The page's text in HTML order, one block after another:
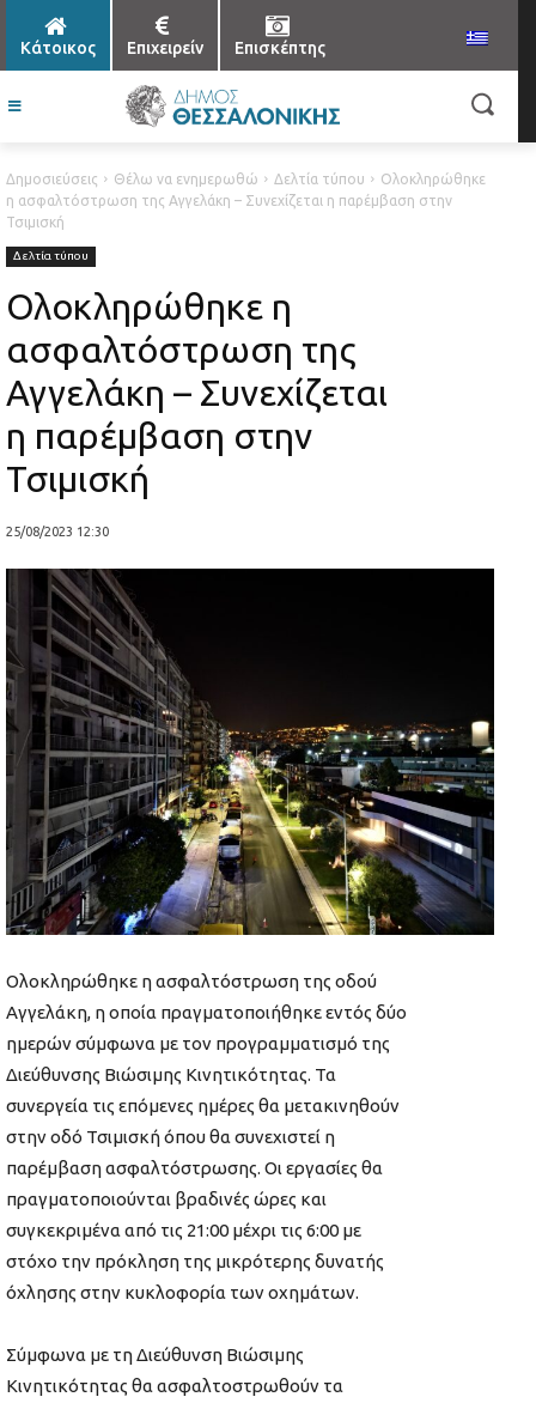
Κάτοικος Επιχειρείν Επισκέπτης
Δημοσιεύσεις Θέλω να ενημερωθώ Δελτία τύπου
Ολοκληρώθηκε
η ασφαλτόστρωση της Αγγελάκη – Συνεχίζεται η παρέμβαση στην
Τσιμισκή
Δελτία τύπου
Ολοκληρώθηκε η
ασφαλτόστρωση της
Αγγελάκη – Συνεχίζεται
η παρέμβαση στην
Τσιμισκή
25/08/2023 12:30
Ολοκληρώθηκε η ασφαλτόστρωση της οδού
Αγγελάκη, η οποία πραγματοποιήθηκε εντός δύο
ημερών σύμφωνα με τον προγραμματισμό της
Διεύθυνσης Βιώσιμης Κινητικότητας. Τα
συνεργεία τις επόμενες ημέρες θα μετακινηθούν
στην οδό Τσιμισκή όπου θα συνεχιστεί η
παρέμβαση ασφαλτόστρωσης. Οι εργασίες θα
πραγματοποιούνται βραδινές ώρες και
συγκεκριμένα από τις 21:00 μέχρι τις 6:00 με
στόχο την πρόκληση της μικρότερης δυνατής
όχλησης στην κυκλοφορία των οχημάτων.
Σύμφωνα με τη Διεύθυνση Βιώσιμης
Κινητικότητας θα ασφαλτοστρωθούν τα